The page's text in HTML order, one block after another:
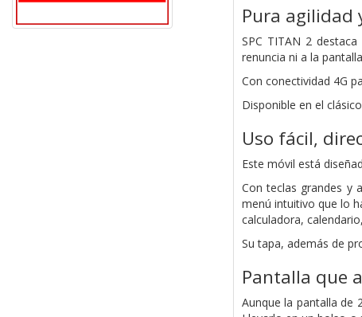
Pura agilidad
SPC TITAN 2
renuncia ni a la
Con conectividad 4G
Disponible en el
Uso fácil,
Este móvil está
Con teclas grandes y
menú intuitivo que lo
calculadora,
Su tapa, además de
Pantalla que
Aunque la pantalla de